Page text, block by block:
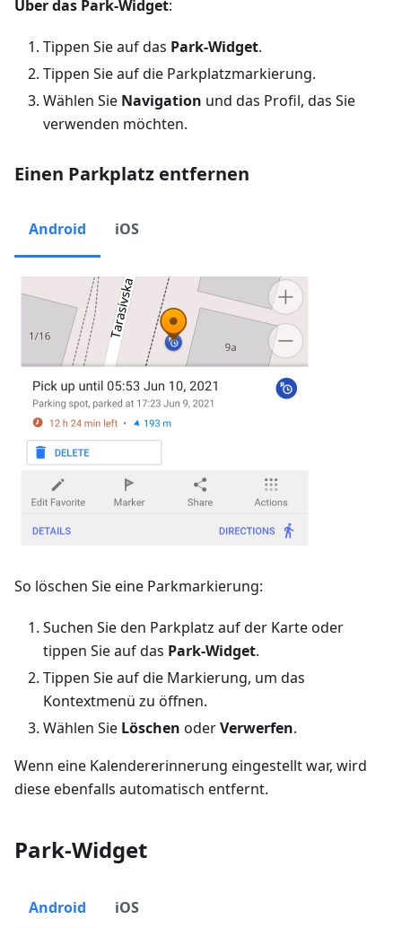
Über das Park-Widget:
Tippen Sie auf das Park-Widget.
Tippen Sie auf die Parkplatzmarkierung.
Wählen Sie Navigation und das Profil, das Sie
verwenden möchten.
Einen Parkplatz entfernen
Android iOS
So löschen Sie eine Parkmarkierung:
Suchen Sie den Parkplatz auf der Karte oder
tippen Sie auf das Park-Widget.
Tippen Sie auf die Markierung, um das
Kontextmenü zu öffnen.
Wählen Sie Löschen oderVerwerfen.
Wenn eine Kalendererinnerung eingestellt war, wird
diese ebenfalls automatisch entfernt.
Park-Widget
Android iOS